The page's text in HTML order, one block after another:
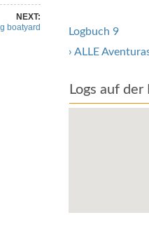
NEXT:
boatyard
Logbuch 9
› ALLE
Logs auf der